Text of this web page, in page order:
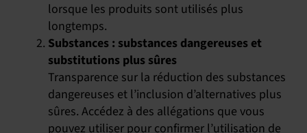
lorsque les produits sont utilisés plus
longtemps.
Substances : substances dangereuses et
substitutions plus sûres
Transparence sur la réduction des substances
dangereuses et l’inclusion d’alternatives plus
sûres. Accédez à des allégations que vous
pouvez utiliser pour confirmer l’utilisation de